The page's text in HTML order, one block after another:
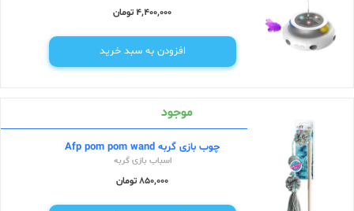
4,400,000 تومان
افزودن به سبد خرید
موجود
چوب بازی گربه Afp pom pom wand
اسباب بازی گربه
850,000 تومان